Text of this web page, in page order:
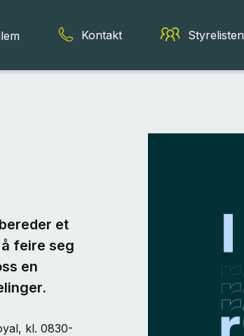
Kontakt Styrelisten
et
feire seg
en
kl. 0830-